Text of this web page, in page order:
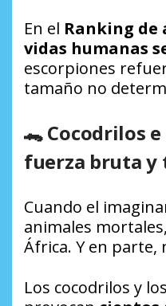
En el Ranking de
vidas humanas
escorpiones
tamaño no
🐊 Cocodrilos
fuerza bruta
Cuando el
animales
África. Y en parte,
Los cocodrilos y